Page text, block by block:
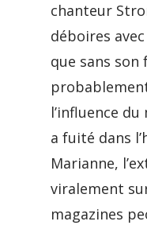
chanteur
déboires
que sans
l’influence
a fuité dans
Marianne,
viralement
magazines